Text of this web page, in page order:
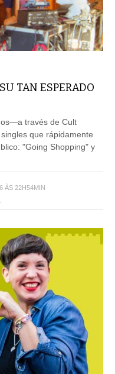
TAN ESPERADO
través de Cult
que rápidamente
"Going Shopping" y
ÀS 22H54MIN